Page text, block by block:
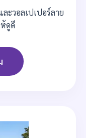
ะวอลเปเปอร์ลาย
ดูดี